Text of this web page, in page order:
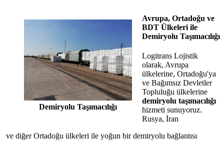
Demiryolu Taşımacılığı
Avrupa, Ortadoğu ve
BDT Ülkeleri ile
Demiryolu Taşımacılığı
Logitrans Lojistik
olarak, Avrupa
ülkelerine, Ortadoğu'ya
ve Bağımsız Devletler
Topluluğu ülkelerine
demiryolu taşımacılığı
hizmeti sunuyoruz.
Rusya, İran
ve diğer Ortadoğu ülkeleri ile yoğun bir demiryolu bağlantısı